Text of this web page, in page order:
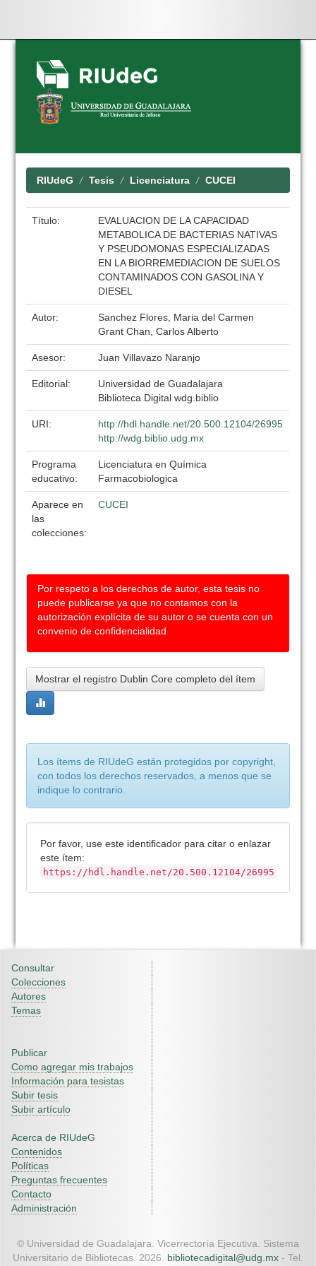
Skip
navigation
RIUdeG Tesis Licenciatura CUCEI
Título:
EVALUACION DE LA CAPACIDAD
METABOLICA DE BACTERIAS NATIVAS
Y PSEUDOMONAS ESPECIALIZADAS
EN LA BIORREMEDIACION DE SUELOS
CONTAMINADOS CON GASOLINA Y
DIESEL
Autor:
Sanchez Flores, Maria del Carmen
Grant Chan, Carlos Alberto
Asesor: Juan Villavazo Naranjo
Editorial:
Universidad de Guadalajara
Biblioteca Digital wdg.biblio
URI:
http://hdl.handle.net/20.500.12104/26995
http://wdg.biblio.udg.mx
Programa
educativo:
Licenciatura en Química
Farmacobiologica
Aparece en
las
colecciones:
CUCEI
Por respeto a los derechos de autor, esta tesis no
puede publicarse ya que no contamos con la
autorización explícita de su autor o se cuenta con un
convenio de confidencialidad
Mostrar el registro Dublin Core completo del ítem
Los ítems de RIUdeG están protegidos por copyright,
con todos los derechos reservados, a menos que se
indique lo contrario.
Por favor, use este identificador para citar o enlazar
este ítem:
https://hdl.handle.net/20.500.12104/26995
Consultar
Colecciones
Autores
Temas
Publicar
Como agregar mis trabajos
Información para tesistas
Subir tesis
Subir artículo
Acerca de RIUdeG
Contenidos
Políticas
Preguntas frecuentes
Contacto
Administración
© Universidad de Guadalajara. Vicerrectoría Ejecutiva. Sistema
Universitario de Bibliotecas. 2026. bibliotecadigital@udg.mx - Tel.